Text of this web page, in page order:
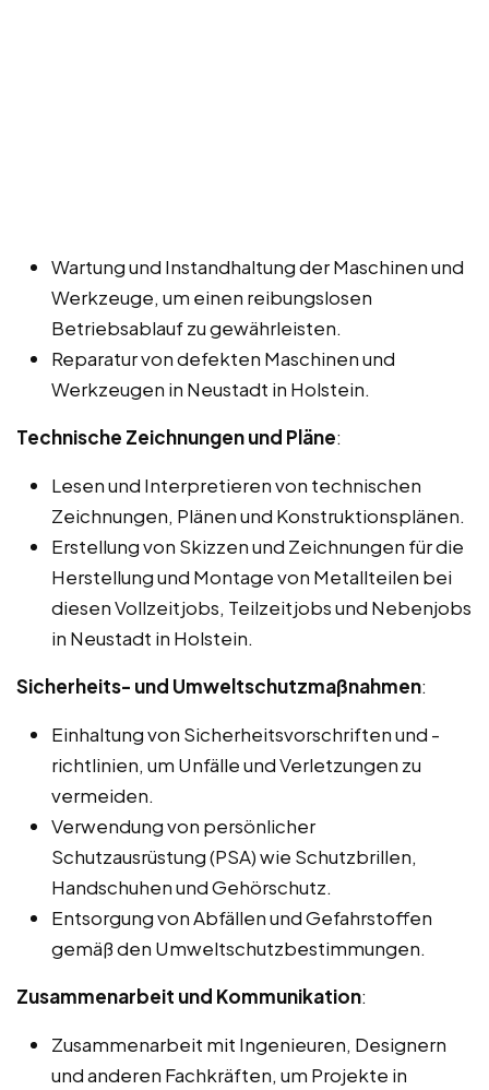
Wartung und Instandhaltung der Maschinen und
Werkzeuge, um einen reibungslosen
Betriebsablauf zu gewährleisten.
Reparatur von defekten Maschinen und
Werkzeugen in Neustadt in Holstein.
Technische Zeichnungen und Pläne:
Lesen und Interpretieren von technischen
Zeichnungen, Plänen und Konstruktionsplänen.
Erstellung von Skizzen und Zeichnungen für die
Herstellung und Montage von Metallteilen bei
diesen Vollzeitjobs, Teilzeitjobs und Nebenjobs
in Neustadt in Holstein.
Sicherheits- und Umweltschutzmaßnahmen:
Einhaltung von Sicherheitsvorschriften und -
richtlinien, um Unfälle und Verletzungen zu
vermeiden.
Verwendung von persönlicher
Schutzausrüstung (PSA) wie Schutzbrillen,
Handschuhen und Gehörschutz.
Entsorgung von Abfällen und Gefahrstoffen
gemäß den Umweltschutzbestimmungen.
Zusammenarbeit und Kommunikation:
Zusammenarbeit mit Ingenieuren, Designern
und anderen Fachkräften, um Projekte in